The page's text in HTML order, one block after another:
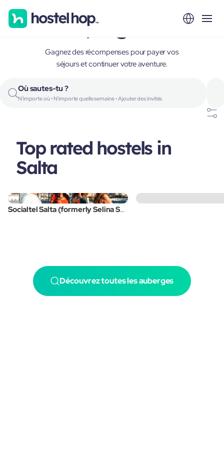
Salta, Argentina
Gagnez des récompenses pour payer vos
séjours et continuer votre aventure.
Où sautes-tu ?
N'importe où • N'importe quelle semaine • Ajouter des invités
Top rated hostels in
Salta
Socialtel Salta (formerly Selina Salta)
Découvrez toutes les auberges